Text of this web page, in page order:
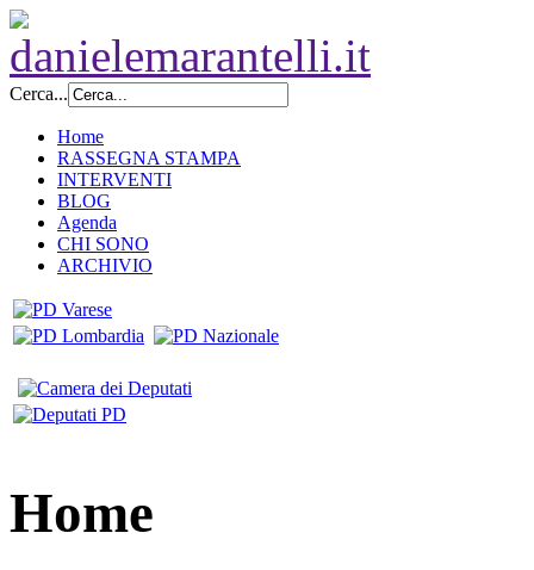
Cerca...
Home
RASSEGNA STAMPA
INTERVENTI
BLOG
Agenda
CHI SONO
ARCHIVIO
Home